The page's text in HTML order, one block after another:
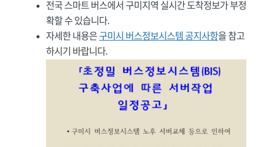
전국 스마트 버스에서 구미지역 실시간 도착정보가 부정
확할 수 있습니다.
자세한 내용은구미시 버스정보시스템 공지사항을 참고
하시기 바랍니다.